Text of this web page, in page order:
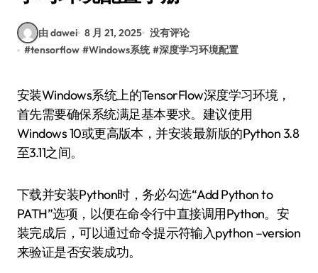
由 dawei 8 月 21, 2025 没有评论
#tensorflow #Windows系统 #深度学习环境配置
安装Windows系统上的TensorFlow深度学习环境，
首先需要确保系统满足基本要求。建议使用
Windows 10或更高版本，并安装最新版的Python 3.8
至3.11之间。
下载并安装Python时，务必勾选“Add Python to
PATH”选项，以便在命令行中直接调用Python。安
装完成后，可以通过命令提示符输入python –version
来验证是否安装成功。